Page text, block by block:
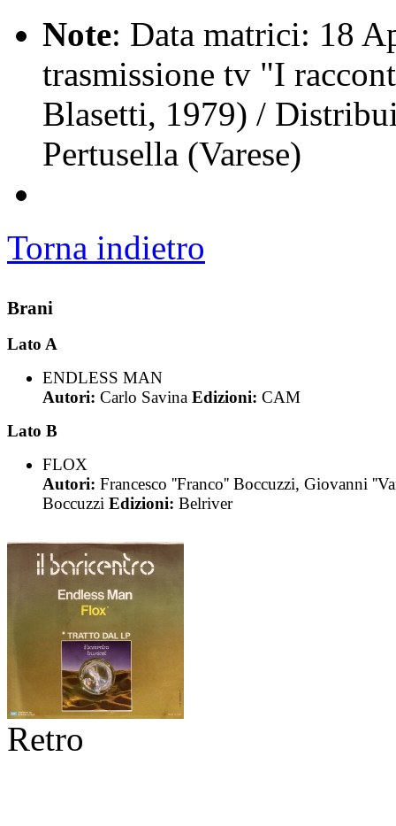
Note: Data matrici: 18
trasmissione tv "I
Blasetti, 1979) /
Pertusella (Varese)
Torna indietro
Brani
Lato A
ENDLESS MAN
Autori: Carlo Savina Edizioni: CAM
Lato B
FLOX
Autori: Francesco ''Franco'' Boccuzzi, Giovanni
Boccuzzi Edizioni: Belriver
Retro